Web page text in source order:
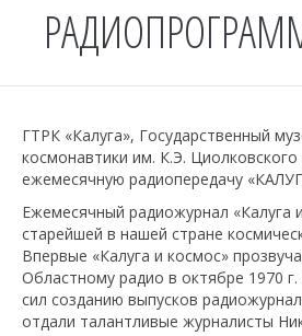
ГТРК «Калуга», Государственный
космонавтики им. К.Э.
ежемесячную радиопередачу
Ежемесячный радиожурнал «Калуга
старейшей в нашей стране
Впервые «Калуга и космос»
Областному радио в октябре 1970
сил созданию выпусков
отдали талантливые журналисты